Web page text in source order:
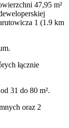
47,95 m²
1 (1.9 km
łącznie
31 do 80 m².
oraz 2